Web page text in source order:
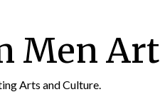
Men
Arts and Culture.